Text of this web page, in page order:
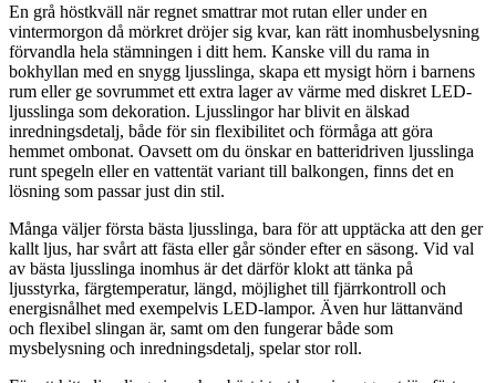
En grå höstkväll när regnet smattrar mot rutan eller under en
vintermorgon då mörkret dröjer sig kvar, kan rätt inomhusbelysning
förvandla hela stämningen i ditt hem. Kanske vill du rama in
bokhyllan med en snygg ljusslinga, skapa ett mysigt hörn i barnens
rum eller ge sovrummet ett extra lager av värme med diskret LED-
ljusslinga som dekoration. Ljusslingor har blivit en älskad
inredningsdetalj, både för sin flexibilitet och förmåga att göra
hemmet ombonat. Oavsett om du önskar en batteridriven ljusslinga
runt spegeln eller en vattentät variant till balkongen, finns det en
lösning som passar just din stil.
Många väljer första bästa ljusslinga, bara för att upptäcka att den ger
kallt ljus, har svårt att fästa eller går sönder efter en säsong. Vid val
av bästa ljusslinga inomhus är det därför klokt att tänka på
ljusstyrka, färgtemperatur, längd, möjlighet till fjärrkontroll och
energisnålhet med exempelvis LED-lampor. Även hur lättanvänd
och flexibel slingan är, samt om den fungerar både som
mysbelysning och inredningsdetalj, spelar stor roll.